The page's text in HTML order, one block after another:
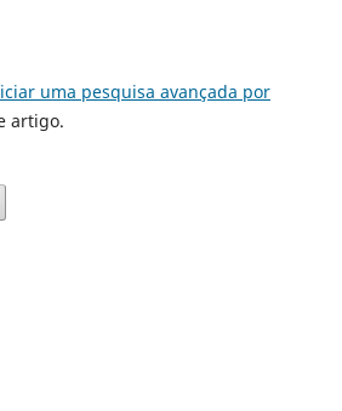
uma pesquisa avançada por
artigo.